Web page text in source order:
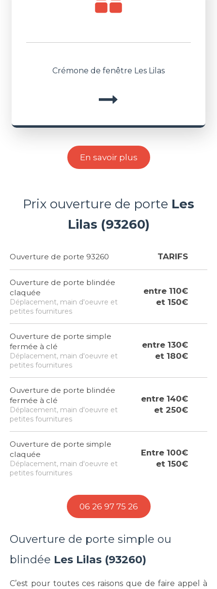
Crémone de fenêtre Les Lilas
En savoir plus
Prix ouverture de porte Les
Lilas (93260)
Ouverture de porte 93260 TARIFS
Ouverture de porte blindée
claquée
Déplacement, main d'oeuvre et
petites fournitures
entre 110€
et 150€
Ouverture de porte simple
fermée à clé
Déplacement, main d'oeuvre et
petites fournitures
entre 130€
et 180€
Ouverture de porte blindée
fermée à clé
Déplacement, main d'oeuvre et
petites fournitures
entre 140€
et 250€
Ouverture de porte simple
claquée
Déplacement, main d'oeuvre et
petites fournitures
Entre 100€
et 150€
06 26 97 75 26
Ouverture de porte simple ou
blindée Les Lilas (93260)
C’est pour toutes ces raisons que de faire appel à